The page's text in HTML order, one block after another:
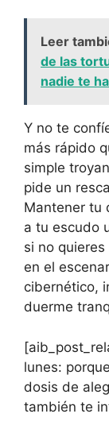
Leer
de las
nadie te
Y no te
más rápido
simple
pide un
Mantener tu
a tu escudo
si no
en el
cibernético,
duerme
lunes:
dosis de
también te